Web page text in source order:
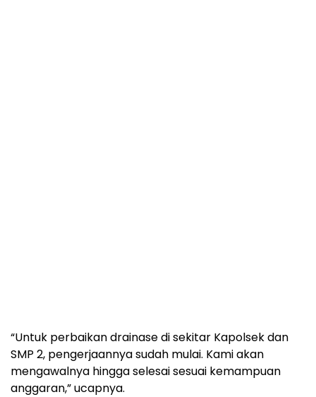
“Untuk perbaikan drainase di sekitar Kapolsek dan
SMP 2, pengerjaannya sudah mulai. Kami akan
mengawalnya hingga selesai sesuai kemampuan
anggaran,” ucapnya.